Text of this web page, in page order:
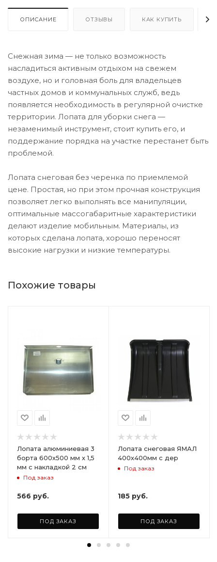
ОПИСАНИЕ ОТЗЫВЫ КАК КУПИТЬ
Снежная зима — не только возможность
насладиться активным отдыхом на свежем
воздухе, но и головная боль для владельцев
частных домов и коммунальных служб, ведь
появляется необходимость в регулярной очистке
территории. Лопата для уборки снега —
незаменимый инструмент, стоит купить его, и
поддержание порядка на участке перестанет быть
проблемой.
Лопата снеговая без черенка по приемлемой
цене. Простая, но при этом прочная конструкция
позволяет легко выполнять все манипуляции,
оптимальные массогабаритные характеристики
делают изделие мобильным. Материалы, из
которых сделана лопата, хорошо переносят
высокие нагрузки и низкие температуры.
Похожие товары
Лопата алюминиевая 3
борта 600х500 мм х 1,5
мм с накладкой 2 см
Под заказ
566 руб.
ПОД ЗАКАЗ
Лопата снеговая ЯМАЛ
400х400мм с дер
Под заказ
185 руб.
ПОД ЗАКАЗ